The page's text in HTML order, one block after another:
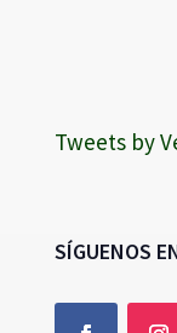
Tweets by
SÍGUENOS